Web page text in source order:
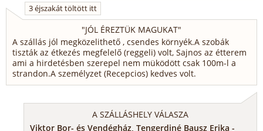
3 éjszakát töltött itt
"JÓL ÉREZTÜK MAGUKAT"
A szállás jól megközelithető , csendes környék.A szobák
tiszták az étkezés megfelelő (reggeli) volt, Sajnos az étterem
ami a hirdetésben szerepel nem müködött csak 100m-l a
strandon.A személyzet (Recepcios) kedves volt.
A SZÁLLÁSHELY VÁLASZA
Viktor Bor- és Vendégház, Tengerdiné Bausz Erika -